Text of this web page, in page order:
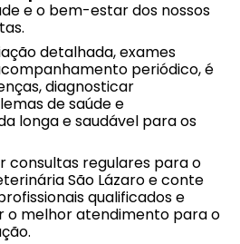
e o bem-estar dos nossos
detalhada, exames
periódico, é
diagnosticar
de saúde e
longa e saudável para os
consultas regulares para o
São Lázaro e conte
qualificados e
o melhor atendimento para o